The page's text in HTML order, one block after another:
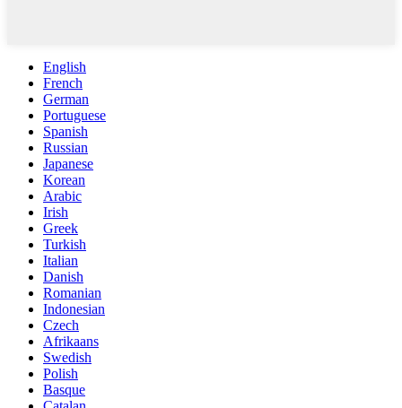
English
French
German
Portuguese
Spanish
Russian
Japanese
Korean
Arabic
Irish
Greek
Turkish
Italian
Danish
Romanian
Indonesian
Czech
Afrikaans
Swedish
Polish
Basque